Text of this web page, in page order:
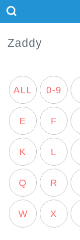
Zaddy
ALL 0-9
E F
K L
Q R
W X